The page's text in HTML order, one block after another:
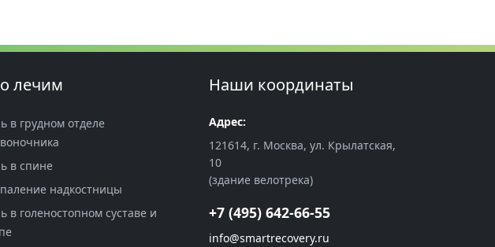
лечим
в грудном отделе
в спине
надкостницы
в голеностопном суставе и
Наши координаты
Адрес:
121614, г. Москва, ул. Крылатская,
10
(здание велотрека)
+7 (495) 642-66-55
info@smartrecovery.ru